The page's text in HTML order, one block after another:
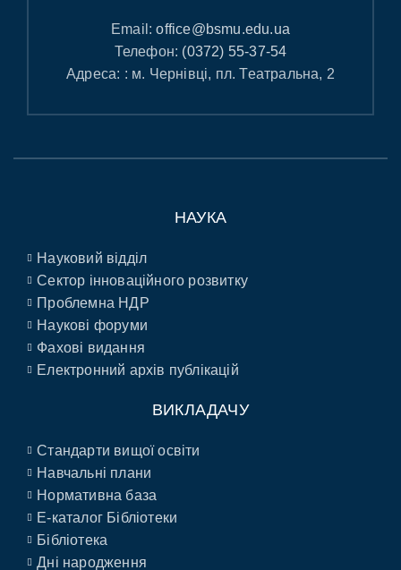
Email:office@bsmu.edu.ua
Телефон: (0372) 55-37-54
Адреса: : м. Чернівці, пл. Театральна, 2
НАУКА
Науковий відділ
Сектор інноваційного розвитку
Проблемна НДР
Наукові форуми
Фахові видання
Електронний архів публікацій
ВИКЛАДАЧУ
Стандарти вищої освіти
Навчальні плани
Нормативна база
E-каталог Бібліотеки
Бібліотека
Дні народження